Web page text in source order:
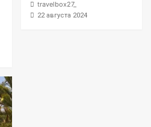
travelbox27_
22 августа 2024